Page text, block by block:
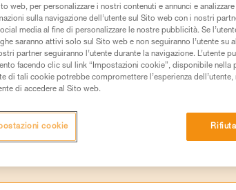
dei prodotti utilizzati in questo
dell’istruzione tecnica per poter
una formazione ed un addestramento
capacità di rifare la manovra, da soli, in
vostra attività. Ne possono esistere altre
web, per personalizzare i nostri contenuti e annunci e
sulla navigazione dell’utente sul Sito web con i nostri
media al fine di personalizzare le nostre pubblicità. Se
saranno attivi solo sul Sito web e non seguiranno l’utente
partner seguiranno l’utente durante la navigazione. L’utente
facendo clic sul link “Impostazioni cookie”, disponibile
di tali cookie potrebbe compromettere l’esperienza
di accedere al Sito web.
cookie